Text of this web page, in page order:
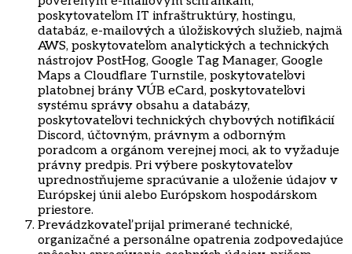
poskytovateľom IT infraštruktúry, hostingu,
databáz, e-mailových a úložiskových služieb, najmä
AWS, poskytovateľom analytických a technických
nástrojov PostHog, Google Tag Manager, Google
Maps a Cloudflare Turnstile, poskytovateľovi
platobnej brány VÚB eCard, poskytovateľovi
systému správy obsahu a databázy,
poskytovateľovi technických chybových notifikácií
Discord, účtovným, právnym a odborným
poradcom a orgánom verejnej moci, ak to vyžaduje
právny predpis. Pri výbere poskytovateľov
uprednostňujeme spracúvanie a uloženie údajov v
Európskej únii alebo Európskom hospodárskom
priestore.
Prevádzkovateľ prijal primerané technické,
organizačné a personálne opatrenia zodpovedajúce